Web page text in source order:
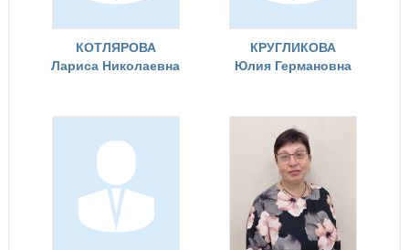
КОТЛЯРОВА
Лариса Николаевна
КРУГЛИКОВА
Юлия Германовна